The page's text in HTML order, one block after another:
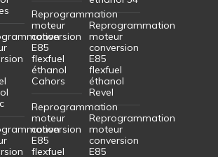
Reprogrammation
moteur
conversion
E85
flexfuel
éthanol
Cahors
Reprogrammation
moteur
conversion
E85
flexfuel
Reprogrammation
moteur
conversion
E85
flexfuel
éthanol
Revel
Reprogrammation
moteur
conversion
E85